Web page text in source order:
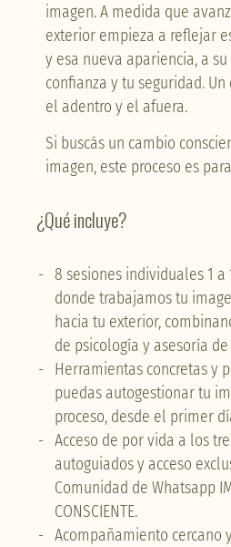
imagen. A medida que
exterior empieza a reflejar
y esa nueva apariencia, a
confianza y tu seguridad.
el adentro y el afuera.
Si buscás un cambio
imagen, este proceso es
¿Qué incluye?
8 sesiones individuales 1 a
donde trabajamos tu
hacia tu exterior,
de psicología y asesoría
Herramientas concretas y
puedas autogestionar tu
proceso, desde el primer
Acceso de por vida a los
autoguiados y acceso
Comunidad de Whatsapp
CONSCIENTE.
Acompañamiento cercano